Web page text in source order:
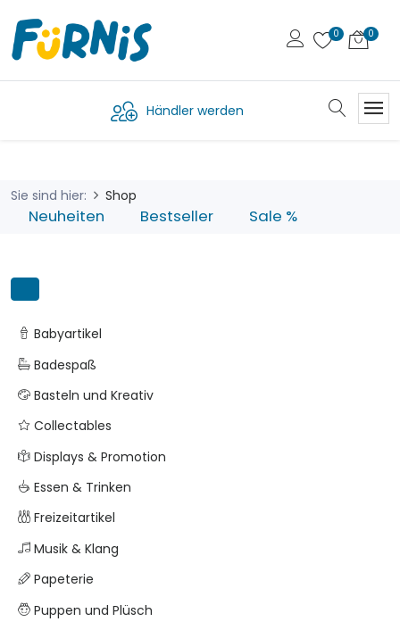
Händler werden
Sie sind hier: Shop
Neuheiten Bestseller Sale %
Babyartikel
Badespaß
Basteln und Kreativ
Collectables
Displays & Promotion
Essen & Trinken
Freizeitartikel
Musik & Klang
Papeterie
Puppen und Plüsch